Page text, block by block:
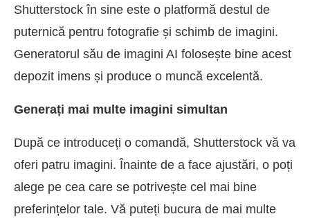
Shutterstock în sine este o platformă destul de
puternică pentru fotografie și schimb de imagini.
Generatorul său de imagini AI folosește bine acest
depozit imens și produce o muncă excelentă.
Generați mai multe imagini simultan
După ce introduceți o comandă, Shutterstock vă va
oferi patru imagini. Înainte de a face ajustări, o poți
alege pe cea care se potrivește cel mai bine
preferințelor tale. Vă puteți bucura de mai multe